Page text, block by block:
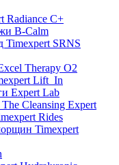
Radiance C+
B-Calm
Timexpert SRNS
Therapy O2
Lift_In
Expert Lab
Cleansing Expert
Rides
Timexpert